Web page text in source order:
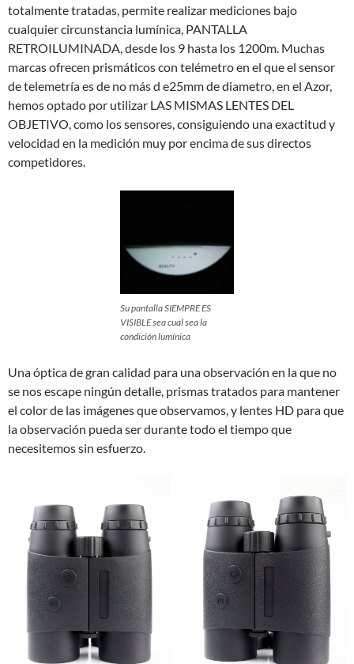
totalmente tratadas, permite realizar mediciones bajo
cualquier circunstancia lumínica, PANTALLA
RETROILUMINADA, desde los 9 hasta los 1200m. Muchas
marcas ofrecen prismáticos con telémetro en el que el sensor
de telemetría es de no más d e25mm de diametro, en el Azor,
hemos optado por utilizar LAS MISMAS LENTES DEL
OBJETIVO, como los sensores, consiguiendo una exactitud y
velocidad en la medición muy por encima de sus directos
competidores.
Su pantalla SIEMPRE ES
VISIBLE sea cual sea la
condición lumínica
Una óptica de gran calidad para una observación en la que no
se nos escape ningún detalle, prismas tratados para mantener
el color de las imágenes que observamos, y lentes HD para que
la observación pueda ser durante todo el tiempo que
necesitemos sin esfuerzo.